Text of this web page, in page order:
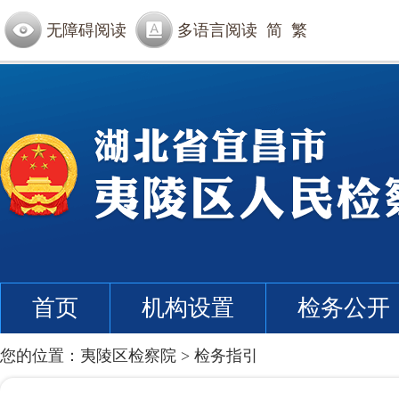
无障碍阅读 多语言阅读 简 繁
首页 机构设置 检务公开
您的位置： 夷陵区检察院 > 检务指引